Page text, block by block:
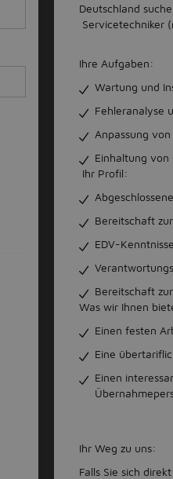
Deutschland
Servicetechniker
Ihre Aufgaben:
Wartung und
Fehleranalyse
Anpassung
Einhaltung
Ihr Profil:
Bereitschaft
EDV-
Bereitschaft
Was wir Ihnen
Einen festen
Eine
Einen
Ihr Weg zu uns:
Falls Sie sich